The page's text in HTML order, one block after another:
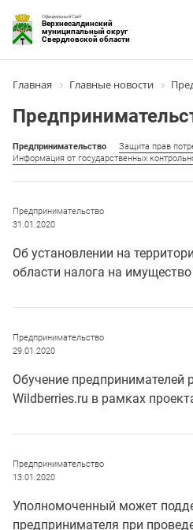
Официальный Сайт
Верхнесалдинский
муниципальный округ
Свердловской области
Главная Главные новости
Предпринимательство
Защита прав
Информация от государственных
Предпринимательство
31.01.2020
Об установлении на
области налога на
Предпринимательство
29.01.2020
Обучение предпринимателей
Wildberries.ru в рамках
Предпринимательство
13.01.2020
Уполномоченный может
предпринимателя при